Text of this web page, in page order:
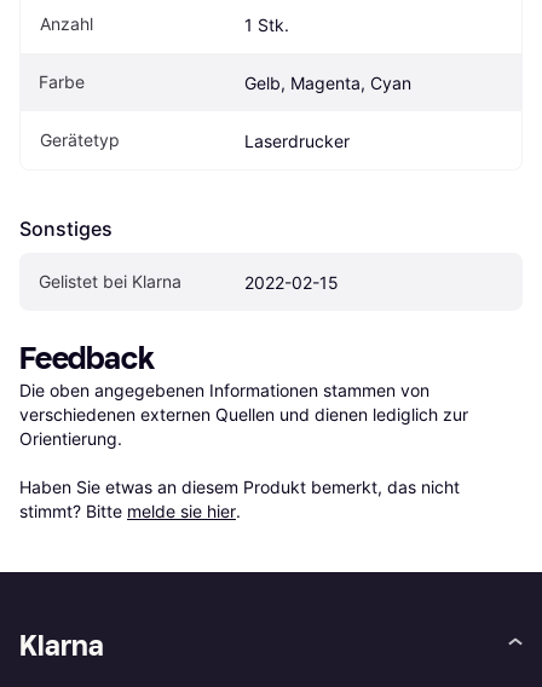
Anzahl 1 Stk.
Farbe Gelb, Magenta, Cyan
Gerätetyp Laserdrucker
Sonstiges
Gelistet bei Klarna 2022-02-15
Feedback
Die oben angegebenen Informationen stammen von
verschiedenen externen Quellen und dienen lediglich zur
Orientierung.
Haben Sie etwas an diesem Produkt bemerkt, das nicht
stimmt? Bitte melde sie hier.
Klarna